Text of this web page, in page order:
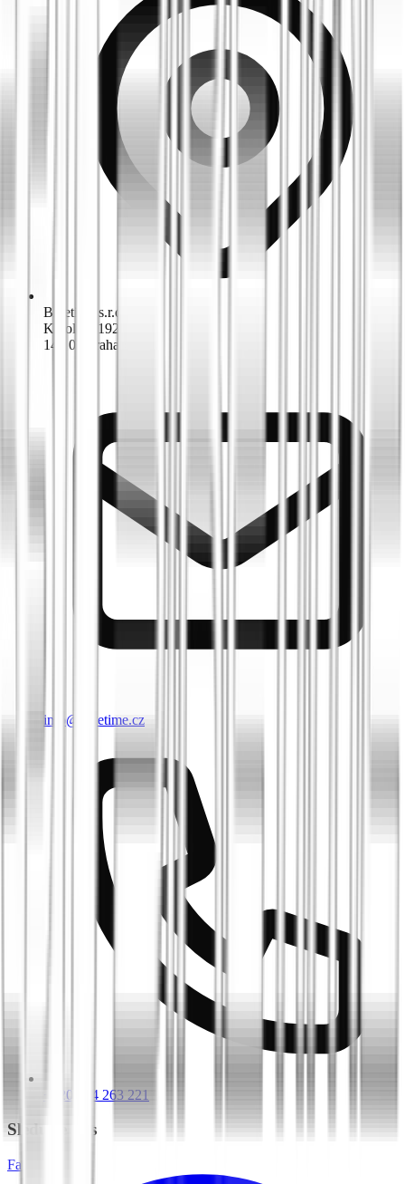
Biketime s.r.o.
K dolům 1924/42
143 00 Praha 4
info@biketime.cz
+420 604 263 221
Sledujte nás
Facebook